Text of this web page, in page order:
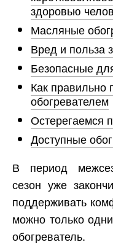
здоровью
Масляные
Вред и польза
Безопасные
Как правильно
обогревателем
Остерегаемся
Доступные
В период
сезон уже
поддерживать
можно только
обогреватель.